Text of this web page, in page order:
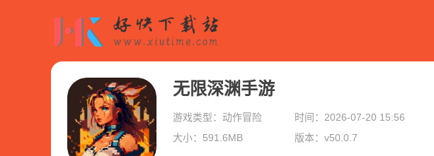
无限深渊手游
游戏类型：动作冒险
时间：2026-07-20 15:56
大小：591.6MB
版本：v50.0.7